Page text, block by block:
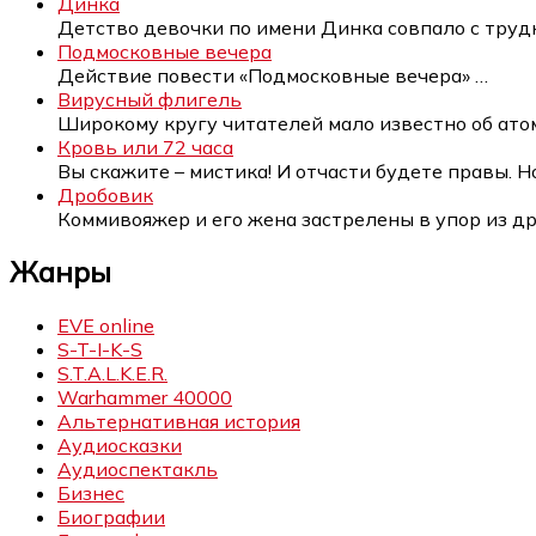
Детство девочки по имени Динка совпало с
Подмосковные вечера
Действие повести «Подмосковные вечера»
Вирусный флигель
Широкому кругу читателей мало известно об
Кровь или 72 часа
Вы скажите – мистика! И отчасти будете правы.
Дробовик
Коммивояжер и его жена застрелены в упор из
Жанры
EVE online
S-T-I-K-S
S.T.A.L.K.E.R.
Warhammer 40000
Альтернативная история
Аудиосказки
Аудиоспектакль
Бизнес
Биографии